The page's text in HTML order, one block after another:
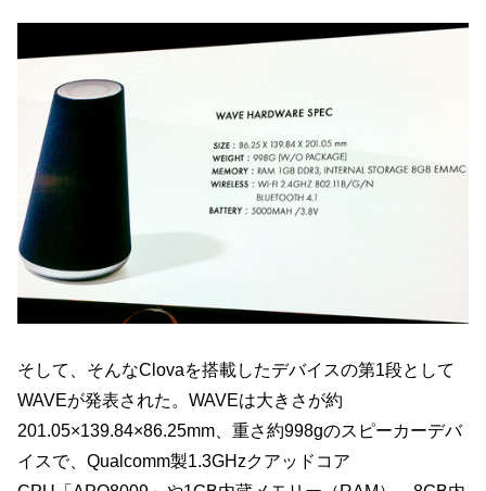
そして、そんなClovaを搭載したデバイスの第1段として
WAVEが発表された。WAVEは大きさが約
201.05×139.84×86.25mm、重さ約998gのスピーカーデバ
イスで、Qualcomm製1.3GHzクアッドコア